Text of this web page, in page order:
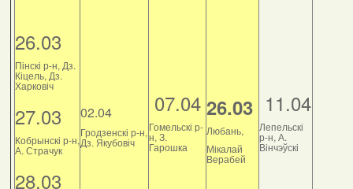
26.03
Пінскі р-н, Дз.
Кіцель, Дз.
Харковіч
27.03
Кобрынскі р-н,
А. Страчук
28.03
02.04
Гродзенскі р-н,
Дз. Якубовіч
07.04
Гомельскі р-
н, З.
Гарошка
26.03
Любань,
Мікалай
Верабей
11.04
Лепельскі
р-н, А.
Вінчэўскі